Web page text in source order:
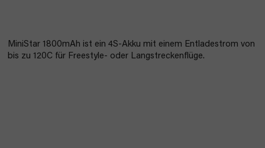
MiniStar 1800mAh ist ein 4S-Akku mit einem Entladestrom von
bis zu 120C für Freestyle- oder Langstreckenflüge.